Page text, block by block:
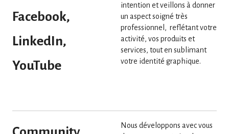
Facebook,
LinkedIn,
YouTube
intention et veillons à donner
un aspect soigné très
professionnel, reflétant votre
activité, vos produits et
services, tout en sublimant
votre identité graphique.
Nous développons avec vous